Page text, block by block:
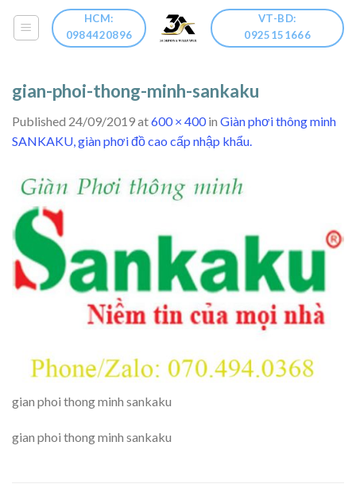
HCM:
0984420896
VT-BD:
0925151666
gian-phoi-thong-minh-sankaku
Published 24/09/2019at600 × 400in Giàn phơi thông minh
SANKAKU, giàn phơi đồ cao cấp nhập khẩu.
gian phoi thong minh sankaku
gian phoi thong minh sankaku